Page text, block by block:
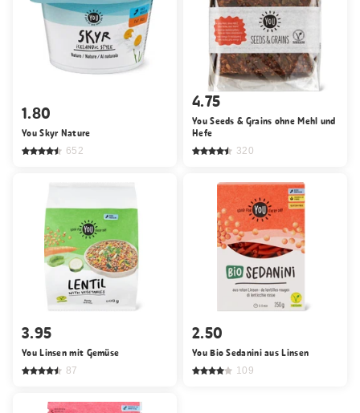
1.80
You Skyr Nature
652
4.75
You Seeds & Grains ohne Mehl und
Hefe
320
3.95
You Linsen mit Gemüse
87
2.50
You Bio Sedanini aus Linsen
109